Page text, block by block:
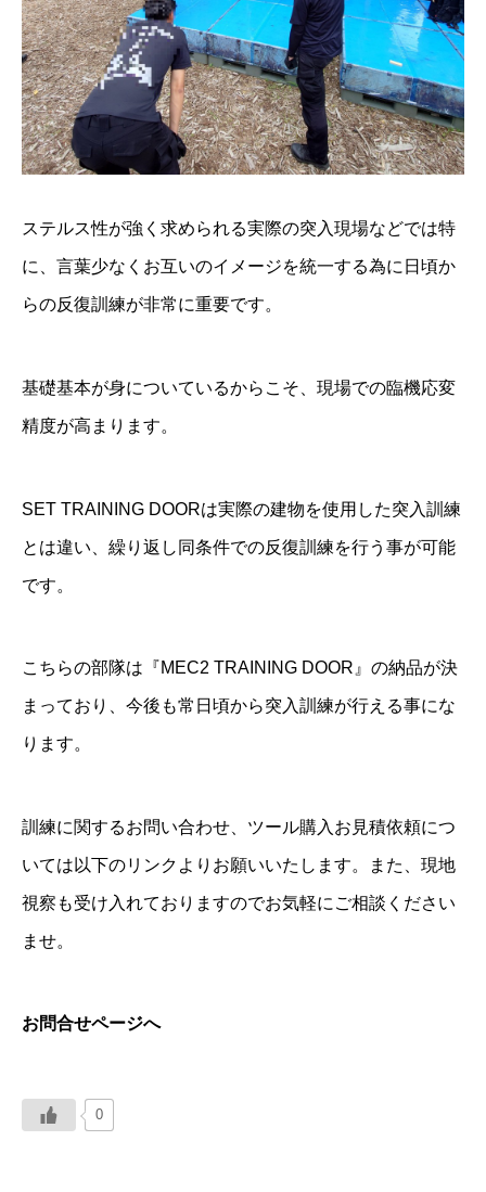
ステルス性が強く求められる実際の突入現場などでは特
に、言葉少なくお互いのイメージを統一する為に日頃か
らの反復訓練が非常に重要です。
基礎基本が身についているからこそ、現場での臨機応変
精度が高まります。
SET TRAINING DOORは実際の建物を使用した突入訓練
とは違い、繰り返し同条件での反復訓練を行う事が可能
です。
こちらの部隊は『MEC2 TRAINING DOOR 』の納品が決
まっており、今後も常日頃から突入訓練が行える事にな
ります。
訓練に関するお問い合わせ、ツール購入お見積依頼につ
いては以下のリンクよりお願いいたします。また、現地
視察も受け入れておりますのでお気軽にご相談ください
ませ。
お問合せページへ
0